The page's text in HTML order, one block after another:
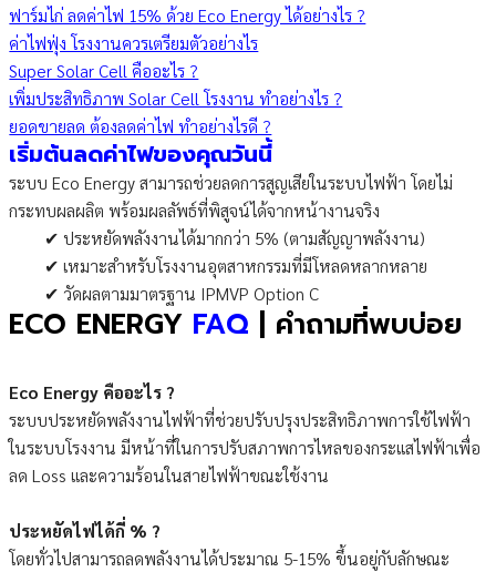
ฟาร์มไก่ ลดค่าไฟ 15% ด้วย Eco Energy ได้อย่างไร ?
ค่าไฟฟุ่ง โรงงานควรเตรียมตัวอย่างไร
Super Solar Cell คืออะไร ?
เพิ่มประสิทธิภาพ Solar Cell โรงงาน ทำอย่างไร ?
ยอดขายลด ต้องลดค่าไฟ ทำอย่างไรดี ?
เริ่มต้นลดค่าไฟของคุณวันนี้
ระบบ Eco Energy สามารถช่วยลดการสูญเสียในระบบไฟฟ้า โดยไม่
กระทบผลผลิต พร้อมผลลัพธ์ที่พิสูจน์ได้จากหน้างานจริง
✔ ประหยัดพลังงานได้มากกว่า 5% (ตามสัญญาพลังงาน)
✔ เหมาะสำหรับโรงงานอุตสาหกรรมที่มีโหลดหลากหลาย
✔ วัดผลตามมาตรฐาน IPMVP Option C
ECO ENERGY FAQ | คำถามที่พบบ่อย
Eco Energy คืออะไร ?
ระบบประหยัดพลังงานไฟฟ้าที่ช่วยปรับปรุงประสิทธิภาพการใช้ไฟฟ้า
ในระบบโรงงาน มีหน้าที่ในการปรับสภาพการไหลของกระแสไฟฟ้าเพื่อ
ลด Loss และความร้อนในสายไฟฟ้าขณะใช้งาน
ประหยัดไฟได้กี่ % ?
โดยทั่วไปสามารถลดพลังงานได้ประมาณ 5-15% ขึ้นอยู่กับลักษณะ